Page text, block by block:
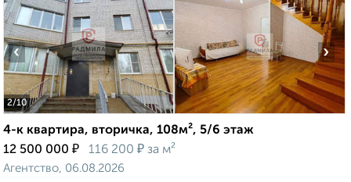
2/10
‹ ›
4-к квартира, вторичка, 108м², 5/6 этаж
12 500 000 ₽ 116 200 ₽ за м²
Агентство, 06.08.2026